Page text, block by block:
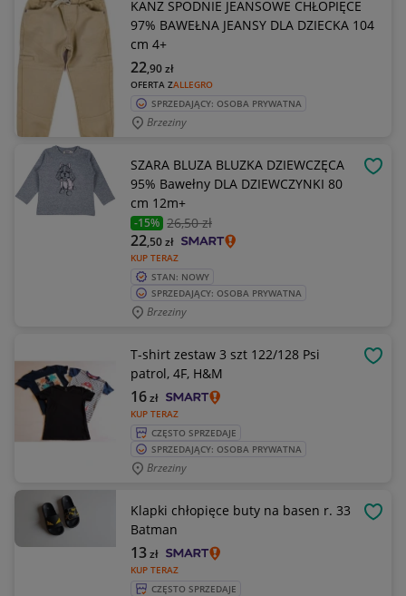
KANZ SPODNIE JEANSOWE CHŁOPIĘCE
97% BAWEŁNA JEANSY DLA DZIECKA 104
cm 4+
OFERTA ZALLEGRO
22,90zł
SPRZEDAJĄCY: OSOBA PRYWATNA
Brzeziny
SZARA BLUZA BLUZKA DZIEWCZĘCA
95% Bawełny DLA DZIEWCZYNKI 80
cm 12m+
-15% 26,50 zł
KUP TERAZ
22,50zł
STAN: NOWY
SPRZEDAJĄCY: OSOBA PRYWATNA
Brzeziny
T-shirt zestaw 3 szt 122/128 Psi
patrol, 4F, H&M
KUP TERAZ
16zł
CZĘSTO SPRZEDAJE
SPRZEDAJĄCY: OSOBA PRYWATNA
Brzeziny
Klapki chłopięce buty na basen r. 33
Batman
KUP TERAZ
13zł
CZĘSTO SPRZEDAJE